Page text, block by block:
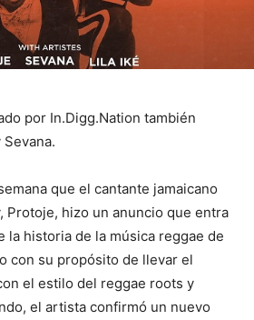
por In.Digg.Nation también
que el cantante jamaicano
Protoje, hizo un anuncio que entra
la historia de la música reggae de
con su propósito de llevar el
el estilo del reggae roots y
el artista confirmó un nuevo